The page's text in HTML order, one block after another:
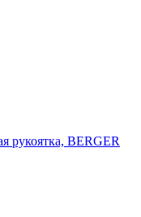
рукоятка, BERGER